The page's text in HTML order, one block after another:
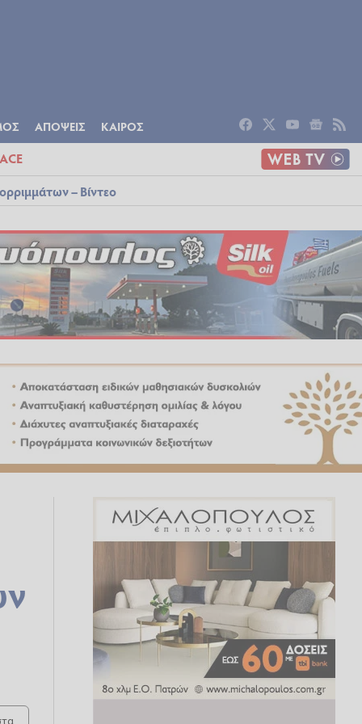
ΑΠΟΨΕΙΣ ΚΑΙΡΟΣ
– Βίντεο